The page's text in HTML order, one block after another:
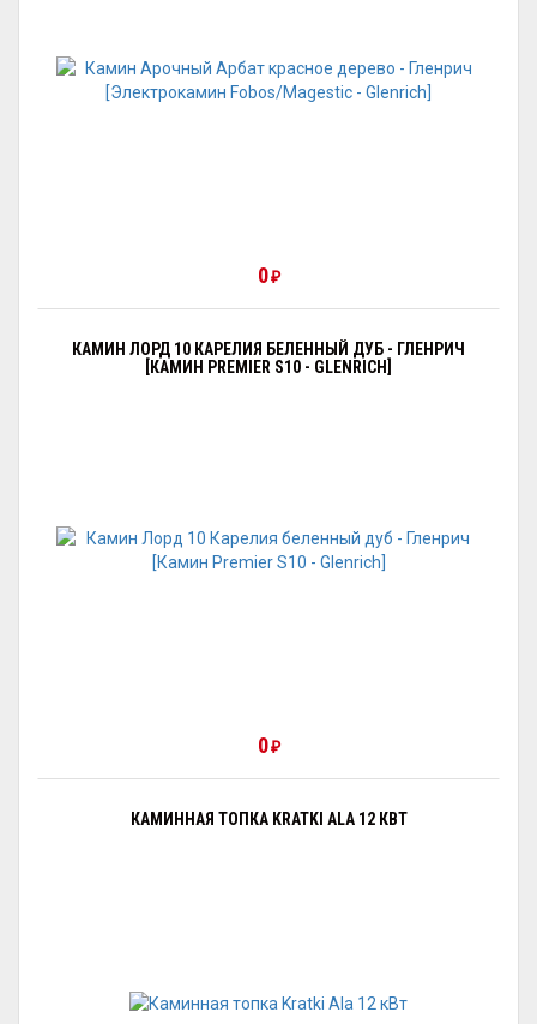
0₽
КАМИН ЛОРД 10 КАРЕЛИЯ БЕЛЕННЫЙ ДУБ - ГЛЕНРИЧ
[КАМИН PREMIER S10 - GLENRICH]
0₽
КАМИННАЯ ТОПКА KRATKI ALA 12 КВТ